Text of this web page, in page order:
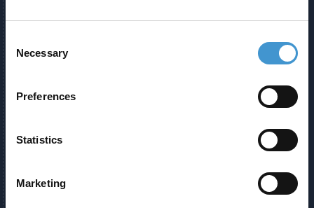
Selection
Necessary
Preferences
Statistics
Marketing